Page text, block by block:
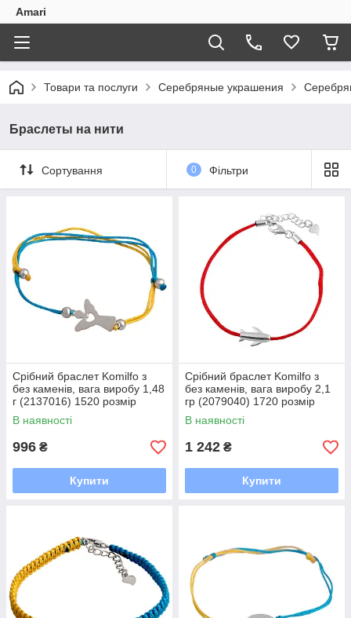
Amari
Товари та послуги Серебряные украшения
Браслеты на нити
Сортування 0 Фільтри
Срібний браслет Komilfo з
без каменів, вага виробу 1,48
г (2137016) 1520 розмір
В наявності
996 ₴
Купити
Срібний браслет Komilfo з
без каменів, вага виробу 2,1
гр (2079040) 1720 розмір
В наявності
1 242 ₴
Купити